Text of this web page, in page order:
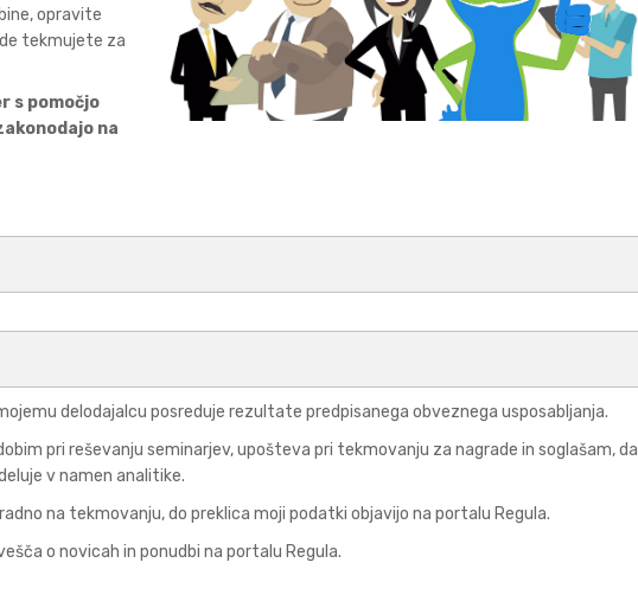
opravite
tekmujete za
s pomočjo
na
delodajalcu posreduje rezultate predpisanega obveznega usposabljanja.
pri reševanju seminarjev, upošteva pri tekmovanju za nagrade in soglašam, da
v namen analitike.
na tekmovanju, do preklica moji podatki objavijo na portalu Regula.
o novicah in ponudbi na portalu Regula.